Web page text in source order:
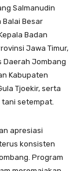
Salmanudin
Balai Besar
Badan
Jawa Timur,
Daerah Jombang
Kabupaten
Tjoekir, serta
tani setempat.
apresiasi
konsisten
Program